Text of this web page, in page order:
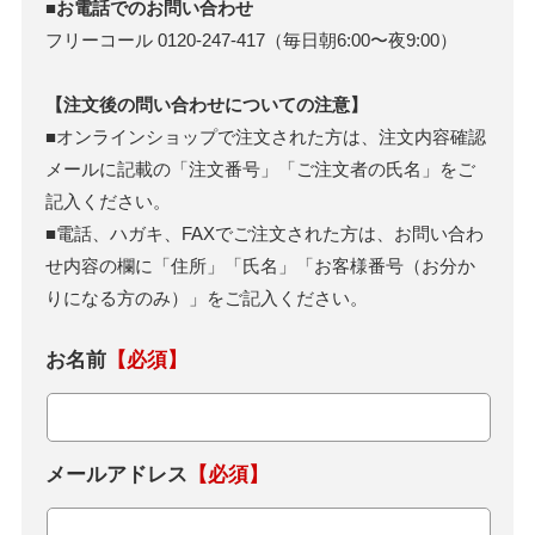
■お電話でのお問い合わせ
フリーコール 0120-247-417（毎日朝6:00〜夜9:00）
【注文後の問い合わせについての注意】
■オンラインショップで注文された方は、注文内容確認
メールに記載の「注文番号」「ご注文者の氏名」をご
記入ください。
■電話、ハガキ、FAXでご注文された方は、お問い合わ
せ内容の欄に「住所」「氏名」「お客様番号（お分か
りになる方のみ）」をご記入ください。
お名前【必須】
メールアドレス 【必須】